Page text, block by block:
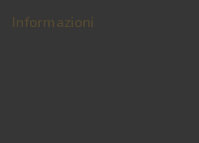
Informazioni